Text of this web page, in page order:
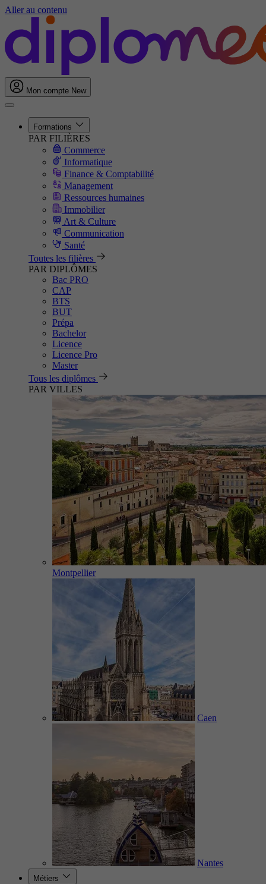
Aller au contenu
Mon compte New
Formations
PAR FILIÈRES
Commerce
Informatique
Finance & Comptabilité
Management
Ressources humaines
Immobilier
Art & Culture
Communication
Santé
Toutes les filières
PAR DIPLÔMES
Bac PRO
CAP
BTS
BUT
Prépa
Bachelor
Licence
Licence Pro
Master
Tous les diplômes
PAR VILLES
Montpellier
Caen
Nantes
Métiers